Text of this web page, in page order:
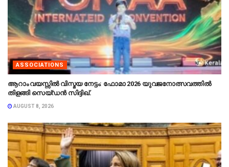
ASSOCIATIONS
ആറാം വയസ്സിൽ വിസ്മയ നേട്ടം: ഫോമാ 2026 യുവജനോത്സവത്തിൽ
തിളങ്ങി സെയ്ഡൻ സിദ്ദിഖ്.
AUGUST 8, 2026